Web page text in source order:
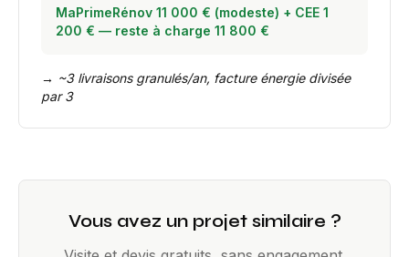
MaPrimeRénov 11 000 € (modeste) + CEE 1
200 € — reste à charge 11 800 €
→ ~3 livraisons granulés/an, facture énergie divisée
par 3
Vous avez un projet similaire ?